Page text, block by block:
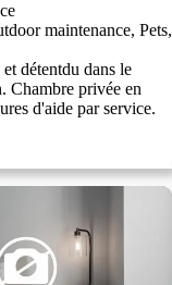
maintenance, Pets,
détentdu dans le
Chambre privée en
d'aide par service.